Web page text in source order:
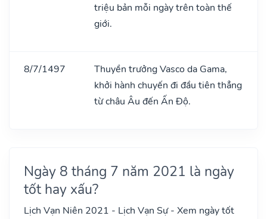
triệu bản mỗi ngày trên toàn thế
giới.
8/7/1497
Thuyền trưởng Vasco da Gama,
khởi hành chuyến đi đầu tiên thẳng
từ châu Âu đến Ấn Độ.
Ngày 8 tháng 7 năm 2021 là ngày
tốt hay xấu?
Lịch Vạn Niên 2021 - Lịch Vạn Sự - Xem ngày tốt